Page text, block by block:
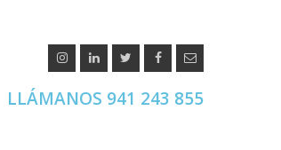
LLÁMANOS 941 243 855